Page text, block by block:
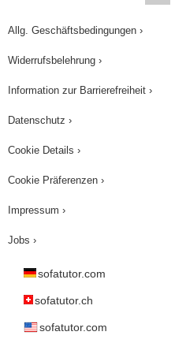
Allg. Geschäftsbedingungen ›
Widerrufsbelehrung ›
Information zur Barrierefreiheit ›
Datenschutz ›
Cookie Details ›
Cookie Präferenzen ›
Impressum ›
Jobs ›
sofatutor.com
sofatutor.ch
sofatutor.com